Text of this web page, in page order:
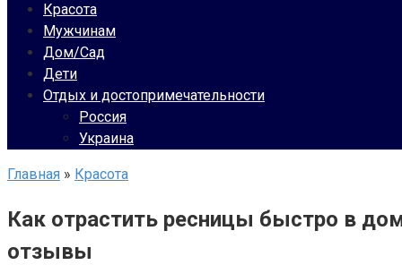
Красота
Мужчинам
Дом/Сад
Дети
Отдых и достопримечательности
Россия
Украина
Главная » Красота
Как отрастить ресницы быстро в
отзывы